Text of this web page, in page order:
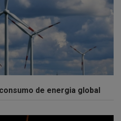
de energia global